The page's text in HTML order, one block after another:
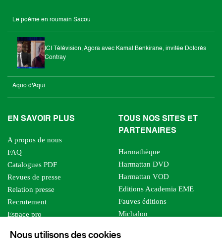
Nous utilisons des cookies
Le poème en roumain Sacou
ICI Télévision, Agora avec Kamal Benkirane, invitée Dolorès
Contray
Aquo d'Aqui
EN SAVOIR PLUS
A propos de nous
FAQ
Catalogues PDF
Revues de presse
Relation presse
Recrutement
Espace pro
TOUS NOS SITES ET
PARTENAIRES
Harmathèque
Harmattan DVD
Harmattan VOD
Editions Academia EME
Fauves éditions
Michalon